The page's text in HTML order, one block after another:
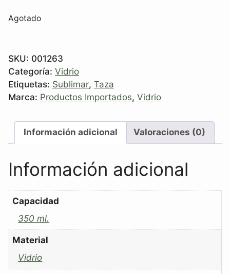
Agotado
SKU: 001263
Categoría: Vidrio
Etiquetas: Sublimar, Taza
Marca: Productos Importados, Vidrio
Información adicional Valoraciones (0)
Información adicional
Capacidad
350 ml.
Material
Vidrio